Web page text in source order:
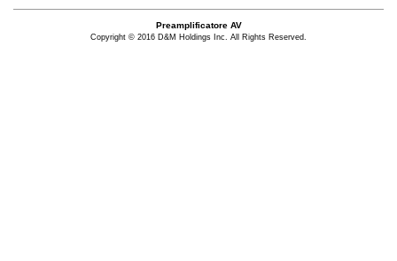
Preamplificatore AV
Copyright © 2016 D&M Holdings Inc. All Rights Reserved.